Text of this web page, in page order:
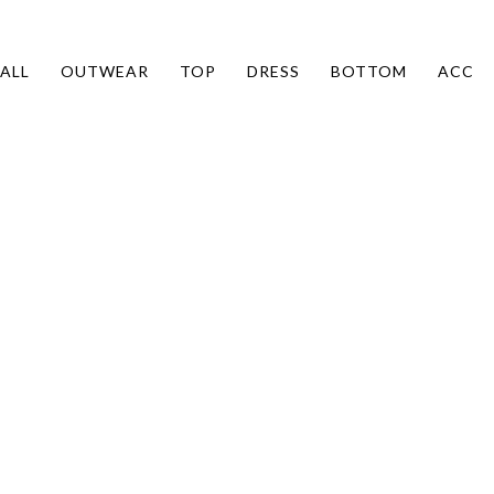
ALL OUTWEAR TOP DRESS BOTTOM ACC